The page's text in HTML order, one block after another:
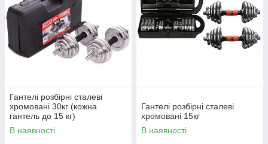
Гантелі розбірні сталеві
хромовані 30кг (кожна
гантель до 15 кг)
В наявності
Гантелі розбірні сталеві
хромовані 15кг
В наявності